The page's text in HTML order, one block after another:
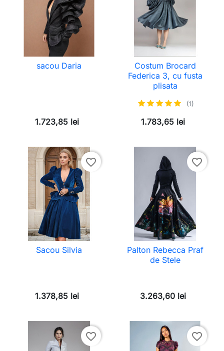
sacou Daria
1.723,85 lei
Costum Brocard
Federica 3, cu fusta
plisata
(1)
1.783,65 lei
favorite_border
Sacou Silvia
1.378,85 lei
favorite_border
Palton Rebecca Praf
de Stele
3.263,60 lei
favorite_border favorite_border